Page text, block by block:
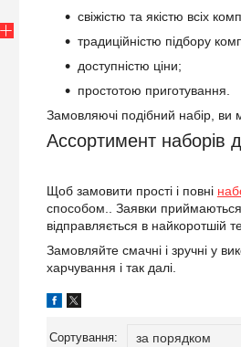
свіжістю та якістю всіх
традиційністю підбору
доступністю ціни;
простотою приготування.
Замовляючі подібний набір,
Ассортимент наборів
Щоб замовити прості і повні
способом.. Заявки
відправляється в найкоротшій
Замовляйте смачні і зручні у
харчування і так далі.